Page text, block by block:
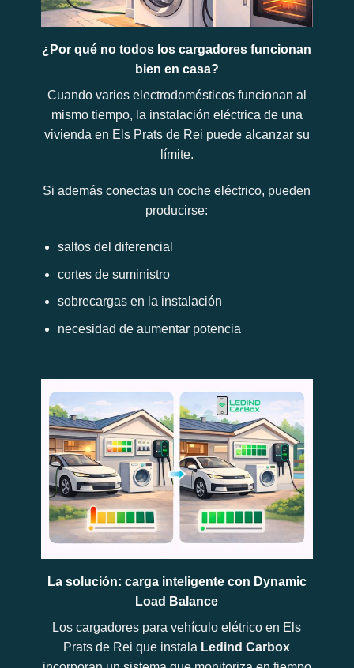
¿Por qué no todos los cargadores funcionan
bien en casa?
Cuando varios electrodomésticos funcionan al
mismo tiempo, la instalación eléctrica de una
vivienda en Els Prats de Rei puede alcanzar su
límite.
Si además conectas un coche eléctrico, pueden
producirse:
saltos del diferencial
cortes de suministro
sobrecargas en la instalación
necesidad de aumentar potencia
La solución: carga inteligente con Dynamic
Load Balance
Los cargadores para vehículo elétrico en Els
Prats de Rei que instala Ledind Carbox